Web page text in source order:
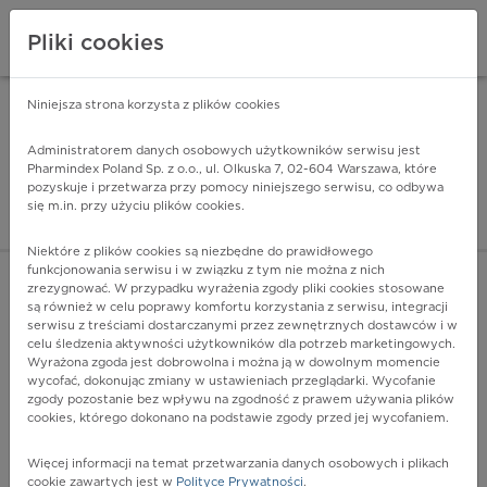
Pharmindex - lider
ZALOGUJ SIĘ
W34.9 - Wystrzał z innej i nieokreślonej broni (miejsce
nieokreślone)
Więcej na lekiicd10.pl
Pliki cookies
Niniejsza strona korzysta z plików cookies
Administratorem danych osobowych użytkowników serwisu jest
Pharmindex Poland Sp. z o.o., ul. Olkuska 7, 02-604 Warszawa, które
pozyskuje i przetwarza przy pomocy niniejszego serwisu, co odbywa
się m.in. przy użyciu plików cookies.
Niektóre z plików cookies są niezbędne do prawidłowego
funkcjonowania serwisu i w związku z tym nie można z nich
zrezygnować. W przypadku wyrażenia zgody pliki cookies stosowane
są również w celu poprawy komfortu korzystania z serwisu, integracji
serwisu z treściami dostarczanymi przez zewnętrznych dostawców i w
celu śledzenia aktywności użytkowników dla potrzeb marketingowych.
Wyrażona zgoda jest dobrowolna i można ją w dowolnym momencie
wycofać, dokonując zmiany w ustawieniach przeglądarki. Wycofanie
zgody pozostanie bez wpływu na zgodność z prawem używania plików
cookies, którego dokonano na podstawie zgody przed jej wycofaniem.
Więcej informacji na temat przetwarzania danych osobowych i plikach
cookie zawartych jest w Polityce Prywatności.
ZA DARMO - w Google Play INSTALUJ